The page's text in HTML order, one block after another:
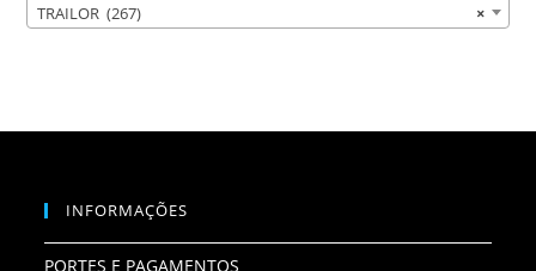
×
TRAILOR (267)
INFORMAÇÕES
PORTES E PAGAMENTOS